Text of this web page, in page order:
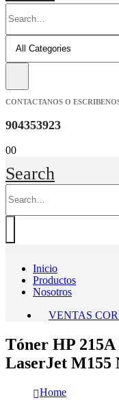
CONTACTANOS O
904353923
00
Search
Inicio
Productos
Nosotros
VENTAS
Tóner HP
LaserJet M155
Home